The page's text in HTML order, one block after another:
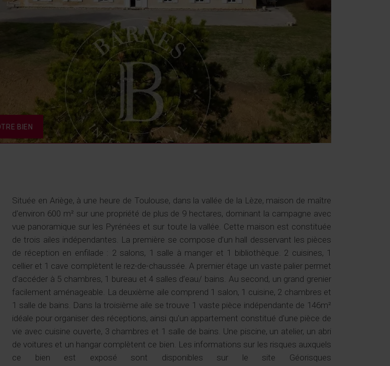
BIEN
Située en Ariège, à une heure de Toulouse, dans la vallée de la Lèze, maison de maître
d'environ 600 m² sur une propriété de plus de 9 hectares, dominant la campagne avec
vue panoramique sur les Pyrénées et sur toute la vallée. Cette maison est constituée
de trois ailes indépendantes. La première se compose d’un hall desservant les pièces
de réception en enfilade : 2 salons, 1 salle à manger et 1 bibliothèque. 2 cuisines, 1
cellier et 1 cave complètent le rez-de-chaussée. A premier étage un vaste palier permet
d’accéder à 5 chambres, 1 bureau et 4 salles d’eau/ bains. Au second, un grand grenier
facilement aménageable. La deuxième aile comprend 1 salon, 1 cuisine, 2 chambres et
1 salle de bains. Dans la troisième aile se trouve 1 vaste pièce indépendante de 146m²
idéale pour organiser des réceptions, ainsi qu'un appartement constitué d'une pièce de
vie avec cuisine ouverte, 3 chambres et 1 salle de bains. Une piscine, un atelier, un abri
de voitures et un hangar complètent ce bien. Les informations sur les risques auxquels
ce bien est exposé sont disponibles sur le site Géorisques